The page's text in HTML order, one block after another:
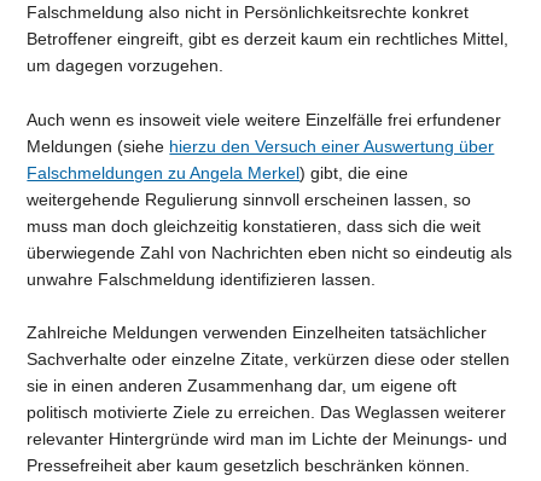
Falschmeldung also nicht in Persönlichkeitsrechte konkret
Betroffener eingreift, gibt es derzeit kaum ein rechtliches Mittel,
um dagegen vorzugehen.
Auch wenn es insoweit viele weitere Einzelfälle frei erfundener
Meldungen (siehe hierzu den Versuch einer Auswertung über
Falschmeldungen zu Angela Merkel) gibt, die eine
weitergehende Regulierung sinnvoll erscheinen lassen, so
muss man doch gleichzeitig konstatieren, dass sich die weit
überwiegende Zahl von Nachrichten eben nicht so eindeutig als
unwahre Falschmeldung identifizieren lassen.
Zahlreiche Meldungen verwenden Einzelheiten tatsächlicher
Sachverhalte oder einzelne Zitate, verkürzen diese oder stellen
sie in einen anderen Zusammenhang dar, um eigene oft
politisch motivierte Ziele zu erreichen. Das Weglassen weiterer
relevanter Hintergründe wird man im Lichte der Meinungs- und
Pressefreiheit aber kaum gesetzlich beschränken können.